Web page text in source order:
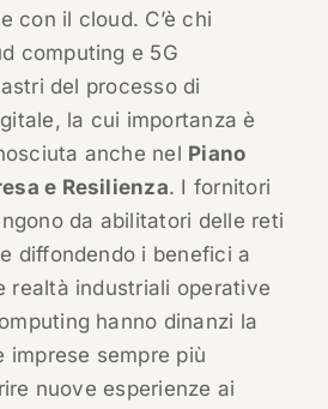
con il cloud. C’è chi
computing e 5G
del processo di
la cui importanza è
anche nel Piano
e Resilienza. I fornitori
da abilitatori delle reti
diffondendo i benefici a
realtà industriali operative
hanno dinanzi la
imprese sempre più
nuove esperienze ai